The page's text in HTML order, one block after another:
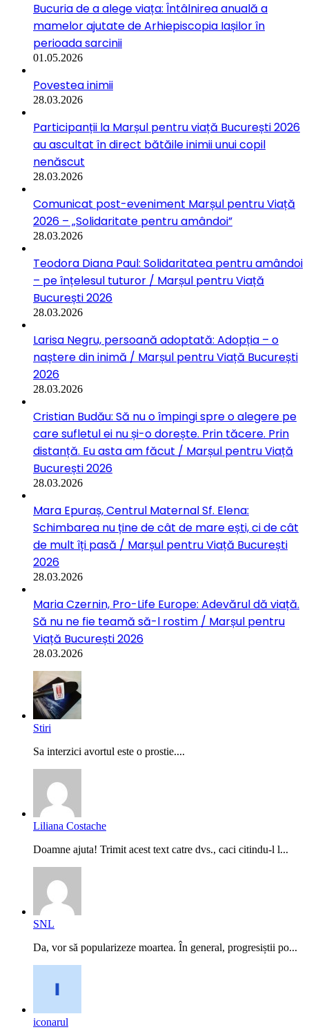
Bucuria de a alege viața: Întâlnirea anuală a
mamelor ajutate de Arhiepiscopia Iașilor în
perioada sarcinii
01.05.2026
Povestea inimii
28.03.2026
Participanții la Marșul pentru viață București 2026
au ascultat în direct bătăile inimii unui copil
nenăscut
28.03.2026
Comunicat post-eveniment Marșul pentru Viață
2026 – „Solidaritate pentru amândoi”
28.03.2026
Teodora Diana Paul: Solidaritatea pentru amândoi
– pe înțelesul tuturor / Marșul pentru Viață
București 2026
28.03.2026
Larisa Negru, persoană adoptată: Adopția – o
naștere din inimă / Marșul pentru Viață București
2026
28.03.2026
Cristian Budău: Să nu o împingi spre o alegere pe
care sufletul ei nu și-o dorește. Prin tăcere. Prin
distanță. Eu asta am făcut / Marșul pentru Viață
București 2026
28.03.2026
Mara Epuraș, Centrul Maternal Sf. Elena:
Schimbarea nu ține de cât de mare ești, ci de cât
de mult îți pasă / Marșul pentru Viață București
2026
28.03.2026
Maria Czernin, Pro-Life Europe: Adevărul dă viață.
Să nu ne fie teamă să-l rostim / Marșul pentru
Viață București 2026
28.03.2026
Stiri
Sa interzici avortul este o prostie....
Liliana Costache
Doamne ajuta! Trimit acest text catre dvs., caci citindu-l l...
SNL
Da, vor să popularizeze moartea. În general, progresiștii po...
iconarul